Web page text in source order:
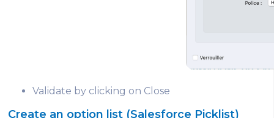
Validate by clicking on Close
Create an option list (Salesforce Picklist)